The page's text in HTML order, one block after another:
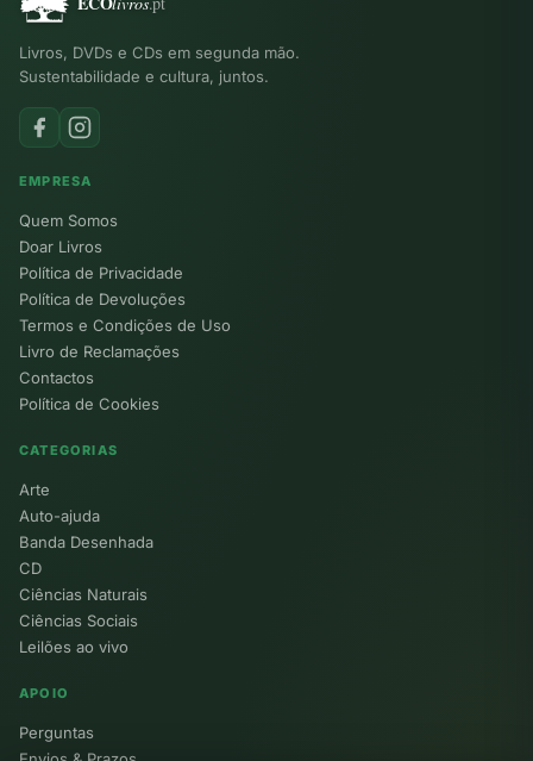
Livros, DVDs e CDs em segunda mão.
Sustentabilidade e cultura, juntos.
EMPRESA
Quem Somos
Doar Livros
Política de Privacidade
Política de Devoluções
Termos e Condições de Uso
Livro de Reclamações
Contactos
Política de Cookies
CATEGORIAS
Arte
Auto-ajuda
Banda Desenhada
CD
Ciências Naturais
Ciências Sociais
Leilões ao vivo
APOIO
Perguntas